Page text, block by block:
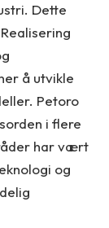
Dette
å utvikle
Petoro
i flere
har vært
og